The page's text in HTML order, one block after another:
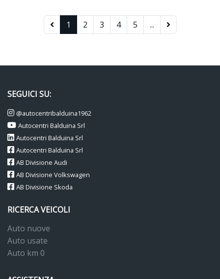
1 2 3 4 5 ...
SEGUICI SU:
@autocentribalduina1962
Autocentri Balduina Srl
Autocentri Balduina Srl
Autocentri Balduina Srl
AB Divisione Audi
AB Divisione Volkswagen
AB Divisione Skoda
RICERCA VEICOLI
Auto nuove
Auto usate
Auto km 0